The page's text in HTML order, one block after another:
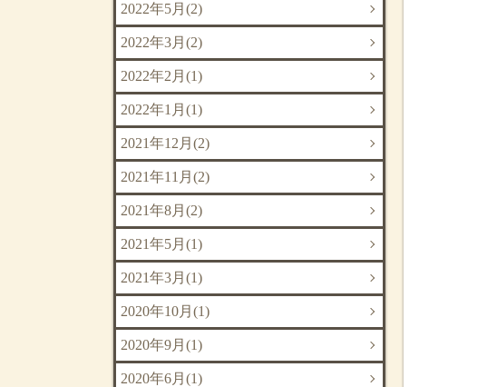
2022年5月(2)
2022年3月(2)
2022年2月(1)
2022年1月(1)
2021年12月(2)
2021年11月(2)
2021年8月(2)
2021年5月(1)
2021年3月(1)
2020年10月(1)
2020年9月(1)
2020年6月(1)